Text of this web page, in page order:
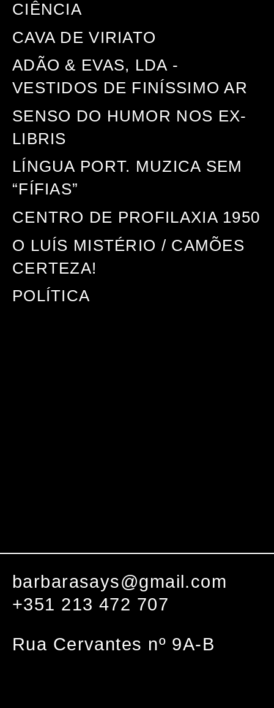
CIÊNCIA
CAVA DE VIRIATO
ADÃO & EVAS, LDA -
VESTIDOS DE FINÍSSIMO AR
SENSO DO HUMOR NOS EX-
LIBRIS
LÍNGUA PORT. MUZICA SEM
“FÍFIAS”
CENTRO DE PROFILAXIA 1950
O LUÍS MISTÉRIO / CAMÕES
CERTEZA!
POLÍTICA
barbarasays@gmail.com
+351 213 472 707
Rua Cervantes nº 9A-B